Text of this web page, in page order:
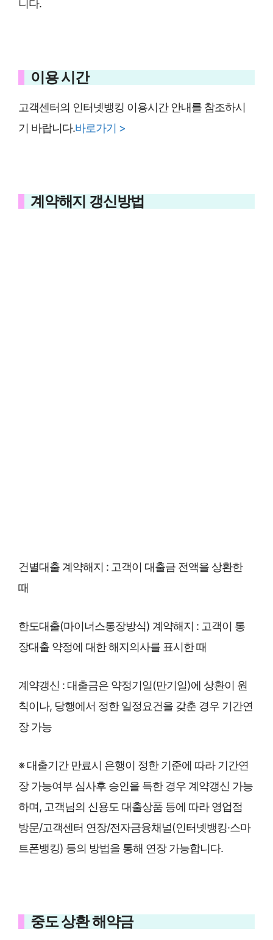
니다.
이용 시간
고객센터의 인터넷뱅킹 이용시간 안내를 참조하시
기 바랍니다.바로가기 >
계약해지 갱신방법
건별대출 계약해지 : 고객이 대출금 전액을 상환한
때
한도대출(마이너스통장방식) 계약해지 : 고객이 통
장대출 약정에 대한 해지의사를 표시한 때
계약갱신 : 대출금은 약정기일(만기일)에 상환이 원
칙이나, 당행에서 정한 일정요건을 갖춘 경우 기간연
장 가능
※ 대출기간 만료시 은행이 정한 기준에 따라 기간연
장 가능여부 심사후 승인을 득한 경우 계약갱신 가능
하며, 고객님의 신용도 대출상품 등에 따라 영업점
방문/고객센터 연장/전자금융채널(인터넷뱅킹·스마
트폰뱅킹) 등의 방법을 통해 연장 가능합니다.
중도 상환 해약금